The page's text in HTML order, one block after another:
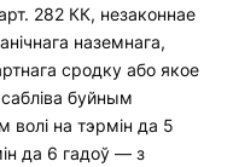
282 КК, незаконнае
наземнага,
сродку або якое
буйным
на тэрмін да 5
да 6 гадоў — з